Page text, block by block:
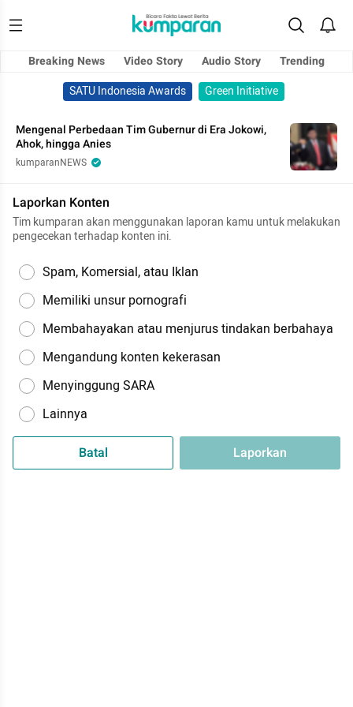
Breaking News Video Story Audio Story
Trending
SATU Indonesia Awards
Green Initiative
Mengenal Perbedaan Tim Gubernur di Era Jokowi,
Ahok, hingga Anies
kumparanNEWS
Laporkan Konten
Tim kumparan akan menggunakan laporan kamu untuk melakukan
pengecekan terhadap konten ini.
Spam, Komersial, atau Iklan
Memiliki unsur pornografi
Membahayakan atau menjurus tindakan berbahaya
Mengandung konten kekerasan
Menyinggung SARA
Lainnya
Batal Laporkan